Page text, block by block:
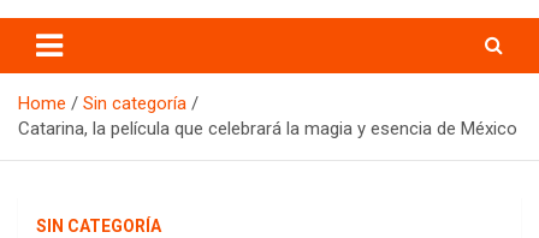
valledelmayo.com
Home
Sin categoría
Catarina, la película que celebrará la magia y esencia de México
SIN CATEGORÍA